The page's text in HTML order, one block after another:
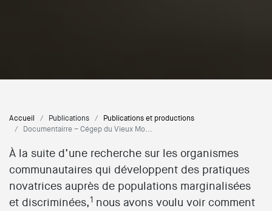
Accueil Publications
Publications et productions
Documentairre – Cégep du Vieux Mo...
À la suite d’une recherche sur les organismes
communautaires qui développent des pratiques
novatrices auprès de populations marginalisées
et discriminées,1 nous avons voulu voir comment